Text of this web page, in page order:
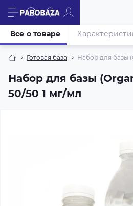
Готовая база Набор для базы
Набор для базы
50/50 1 мг/мл
Все о товаре